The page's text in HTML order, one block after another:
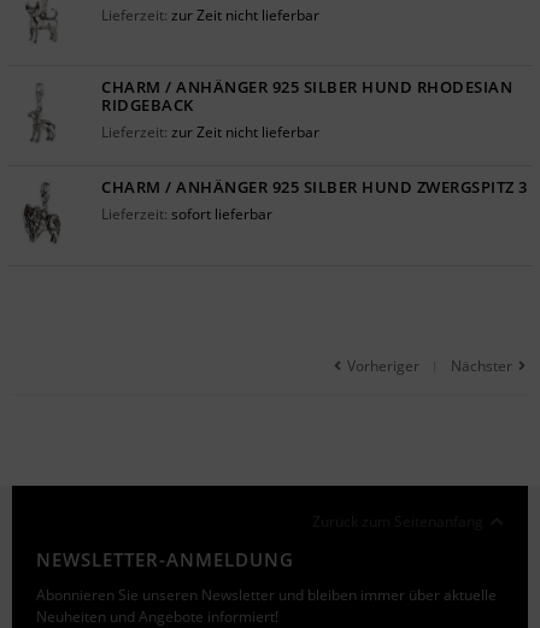
Lieferzeit:zur Zeit nicht lieferbar
CHARM / ANHÄNGER 925 SILBER HUND RHODESIAN
RIDGEBACK
Lieferzeit:zur Zeit nicht lieferbar
CHARM / ANHÄNGER 925 SILBER HUND ZWERGSPITZ 3
Lieferzeit:sofort lieferbar
Vorheriger Nächster
NEWSLETTER-ANMELDUNG
Abonnieren Sie unseren Newsletter und bleiben immer über aktuelle
Neuheiten und Angebote informiert!